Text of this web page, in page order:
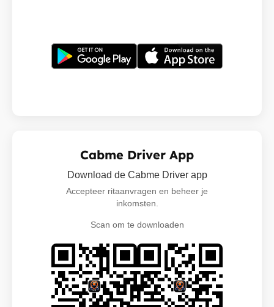
Cabme Driver App
Download de Cabme Driver app
Accepteer ritaanvragen en beheer je
inkomsten.
Scan om te downloaden